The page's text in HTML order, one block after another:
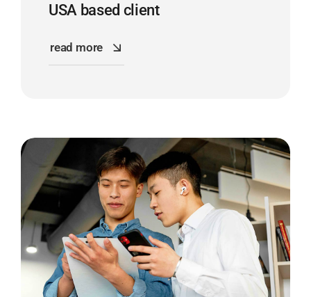
USA based client
read more